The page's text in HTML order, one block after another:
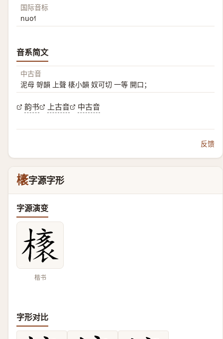
国际音标
nuo˧˥
音系简文
中古音
泥母 哿韻 上聲 橠小韻 奴可切 一等 開口；
韵书 上古音 中古音
反馈
橠字源字形
字源演变
楷书
字形对比